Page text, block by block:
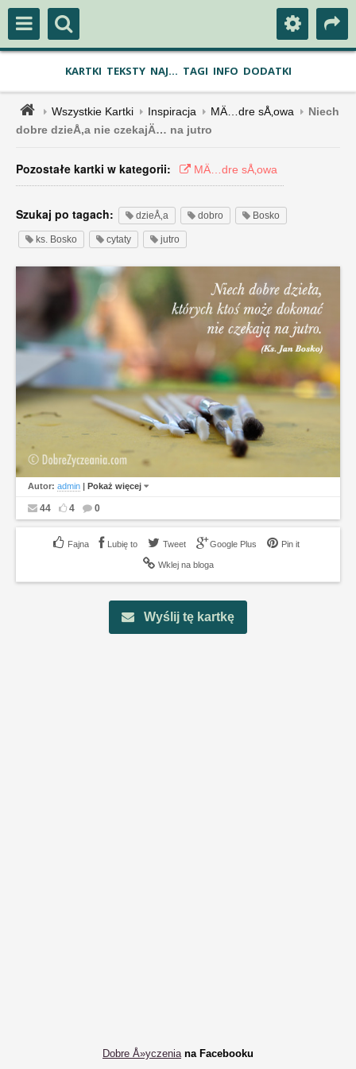
KARTKI TEKSTY NAJ... TAGI INFO DODATKI
Wszystkie Kartki Inspiracja MÄ…dre sÅ‚owa
Niech
dobre dzieÅ‚a nie czekajÄ… na jutro
Pozostałe kartki w kategorii: MÄ…dre sÅ‚owa
Szukaj po tagach: dzieÅ‚a dobro Bosko
ks. Bosko cytaty jutro
Autor: admin | Pokaż więcej
44 4 0
Lubię to Tweet Google Plus Pin it
Wklej na bloga
Wyślij tę kartkę
Dobre Å»yczeniana Facebooku